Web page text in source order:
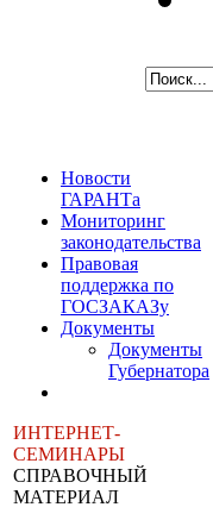
Новости
ГАРАНТа
Мониторинг
законодательства
Правовая
поддержка по
ГОСЗАКАЗу
Документы
Документы
Губернатора
ИНТЕРНЕТ-
СЕМИНАРЫ
СПРАВОЧНЫЙ
МАТЕРИАЛ